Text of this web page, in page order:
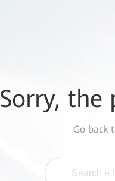
Sorry, the
Go back